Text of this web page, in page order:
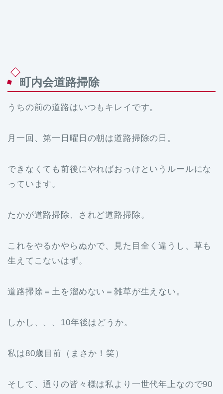
町内会道路掃除
うちの前の道路はいつもキレイです。
月一回、第一日曜日の朝は道路掃除の日。
できなくても前後にやればおっけというルールにな
っています。
たかが道路掃除、されど道路掃除。
これをやるかやらぬかで、見た目全く違うし、草も
生えてこないはず。
道路掃除＝土を溜めない＝雑草が生えない。
しかし、、、10年後はどうか。
私は80歳目前（まさか！笑）
そして、通りの皆々様は私より一世代年上なので90